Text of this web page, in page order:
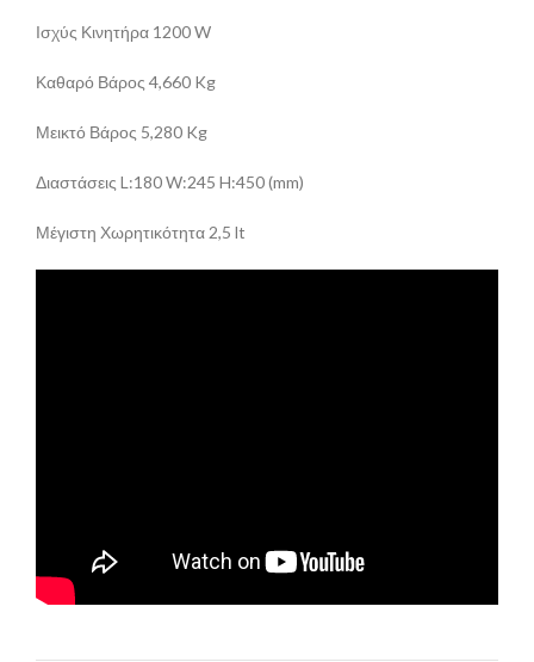
Ισχύς Κινητήρα 1200 W
Καθαρό Βάρος 4,660 Kg
Μεικτό Βάρος 5,280 Kg
Διαστάσεις L:180 W:245 H:450 (mm)
Μέγιστη Χωρητικότητα 2,5 lt